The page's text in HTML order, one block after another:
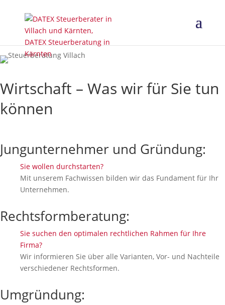
Wirtschaft – Was wir für Sie tun
können
Jungunternehmer und Gründung:
Sie wollen durchstarten?
Mit unserem Fachwissen bilden wir das Fundament für Ihr
Unternehmen.
Rechtsformberatung:
Sie suchen den optimalen rechtlichen Rahmen für Ihre
Firma?
Wir informieren Sie über alle Varianten, Vor- und Nachteile
verschiedener Rechtsformen.
Umgründung: